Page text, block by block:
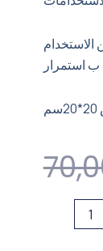
استمرار
الاستانلس